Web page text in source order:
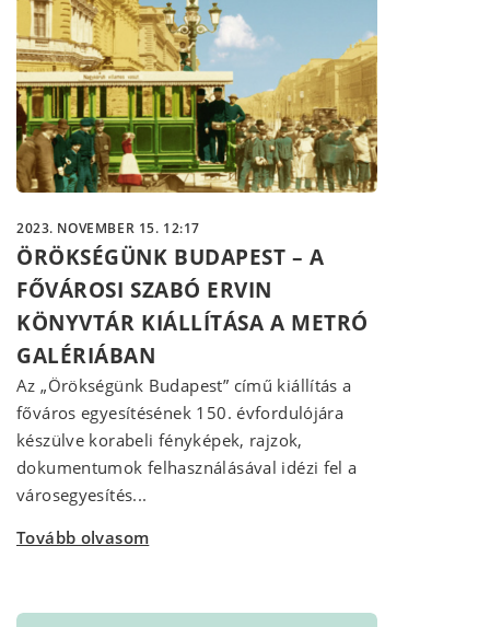
2023. NOVEMBER 15. 12:17
ÖRÖKSÉGÜNK BUDAPEST – A
FŐVÁROSI SZABÓ ERVIN
KÖNYVTÁR KIÁLLÍTÁSA A METRÓ
GALÉRIÁBAN
Az „Örökségünk Budapest” című kiállítás a
főváros egyesítésének 150. évfordulójára
készülve korabeli fényképek, rajzok,
dokumentumok felhasználásával idézi fel a
városegyesítés...
Tovább olvasom